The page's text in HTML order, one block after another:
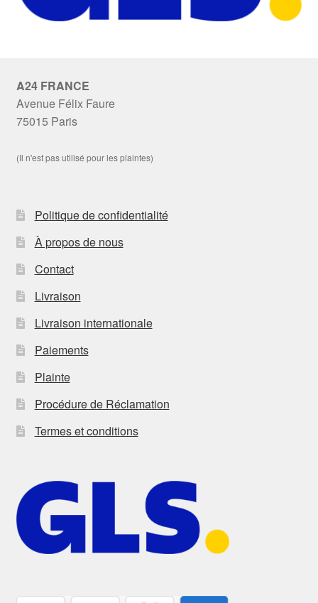
A24 FRANCE
Avenue Félix Faure
75015 Paris
(Il n'est pas utilisé pour les plaintes)
Politique de confidentialité
À propos de nous
Contact
Livraison
Livraison internationale
Paiements
Plainte
Procédure de Réclamation
Termes et conditions